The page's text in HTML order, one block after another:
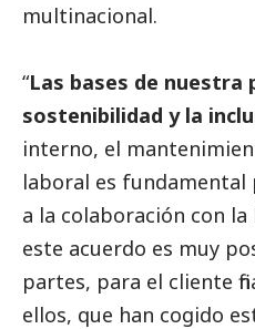
multinacional.
“Las bases de nuestra
sostenibilidad y la
interno, el
laboral es fundamental
a la colaboración con la
este acuerdo es muy
partes, para el cliente
ellos, que han cogido